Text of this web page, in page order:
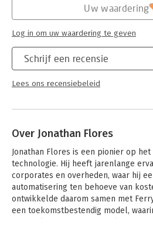
Schrijf een recensie
Lees ons recensiebeleid
Uw waardering
Log in om uw waardering te geven
Over Jonathan Flores
Jonathan Flores is een pionier op
technologie. Hij heeft jarenlange
corporates en overheden, waar hij
automatisering ten behoeve van
ontwikkelde daarom samen met
een toekomstbestendig model,